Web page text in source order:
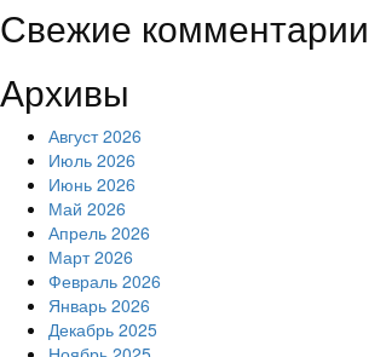
Свежие комментарии
Архивы
Август 2026
Июль 2026
Июнь 2026
Май 2026
Апрель 2026
Март 2026
Февраль 2026
Январь 2026
Декабрь 2025